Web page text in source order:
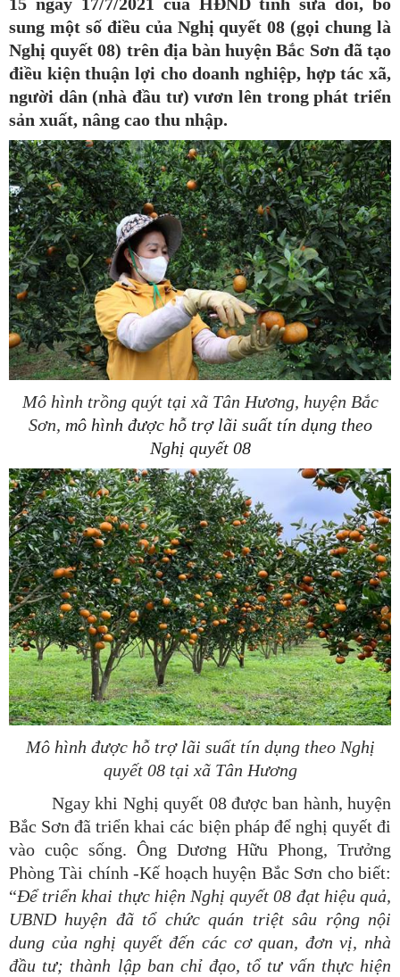
sung một số điều của Nghị quyết 08 (gọi chung là
Nghị quyết 08) trên địa bàn huyện Bắc Sơn đã tạo
điều kiện thuận lợi cho doanh nghiệp, hợp tác xã,
người dân (nhà đầu tư) vươn lên trong phát triển
sản xuất, nâng cao thu nhập.
Mô hình trồng quýt tại xã Tân Hương, huyện Bắc
Sơn, mô hình được hỗ trợ lãi suất tín dụng theo
Nghị quyết 08
Mô hình được hỗ trợ lãi suất tín dụng theo Nghị
quyết 08 tại xã Tân Hương
Ngay khi Nghị quyết 08 được ban hành, huyện
Bắc Sơn đã triển khai các biện pháp để nghị quyết đi
vào cuộc sống. Ông Dương Hữu Phong, Trưởng
Phòng Tài chính -Kế hoạch huyện Bắc Sơn cho biết:
“Đểtriển khai thực hiện Nghị quyết 08 đạt hiệu quả,
UBND huyện đã tổ chức quán triệt sâu rộng nội
dung của nghị quyết đến các cơ quan, đơn vị, nhà
đầu tư; thành lập ban chỉ đạo, tổ tư vấn thực hiện